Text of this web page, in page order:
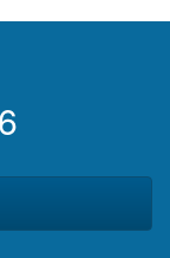
兰弟高能夺宝